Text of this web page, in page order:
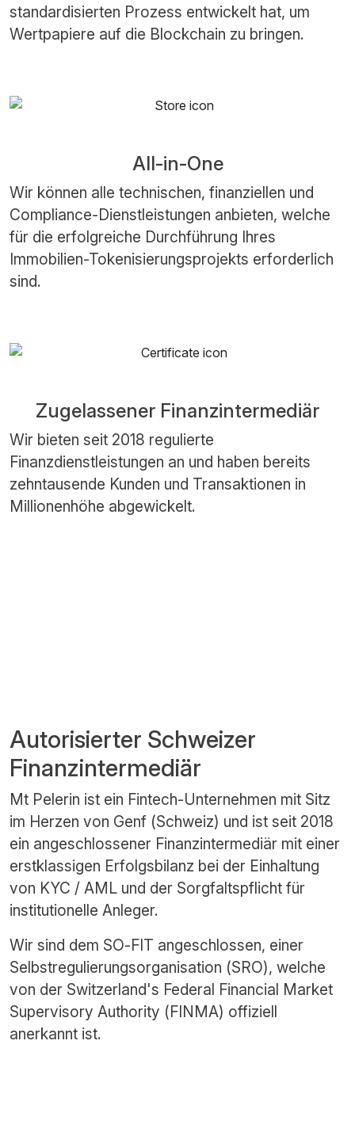
standardisierten Prozess entwickelt hat, um
Wertpapiere auf die Blockchain zu bringen.
All-in-One
Wir können alle technischen, finanziellen und
Compliance-Dienstleistungen anbieten, welche
für die erfolgreiche Durchführung Ihres
Immobilien-Tokenisierungsprojekts erforderlich
sind.
Zugelassener Finanzintermediär
Wir bieten seit 2018 regulierte
Finanzdienstleistungen an und haben bereits
zehntausende Kunden und Transaktionen in
Millionenhöhe abgewickelt.
Autorisierter Schweizer
Finanzintermediär
Mt Pelerin ist ein Fintech-Unternehmen mit Sitz
im Herzen von Genf (Schweiz) und ist seit 2018
ein angeschlossener Finanzintermediär mit einer
erstklassigen Erfolgsbilanz bei der Einhaltung
von KYC / AML und der Sorgfaltspflicht für
institutionelle Anleger.
Wir sind dem SO-FIT angeschlossen, einer
Selbstregulierungsorganisation (SRO), welche
von der Switzerland's Federal Financial Market
Supervisory Authority (FINMA) offiziell
anerkannt ist.